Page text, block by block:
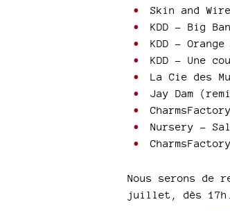
Skin and
KDD - Big
KDD - Orange
KDD - Une
La Cie des
Jay Dam
Nursery -
Nous serons
juillet, dès 17h.